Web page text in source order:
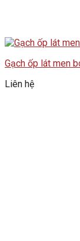
Gạch ốp lát men
Liên hệ